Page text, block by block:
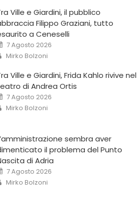
Ville e Giardini, il pubblico
Filippo Graziani, tutto
a Ceneselli
7 Agosto 2026
Mirko Bolzoni
Ville e Giardini, Frida Kahlo rivive nel
di Andrea Ortis
7 Agosto 2026
Mirko Bolzoni
sembra aver
il problema del Punto
di Adria
7 Agosto 2026
Mirko Bolzoni